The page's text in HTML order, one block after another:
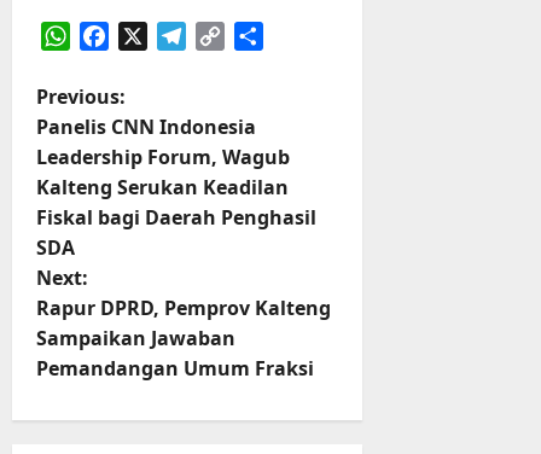
P
o
s
t
n
a
v
Previous:
Panelis CNN Indonesia
Leadership Forum, Wagub
Kalteng Serukan Keadilan
Fiskal bagi Daerah Penghasil
SDA
Next:
Rapur DPRD, Pemprov Kalteng
Sampaikan Jawaban
Pemandangan Umum Fraksi